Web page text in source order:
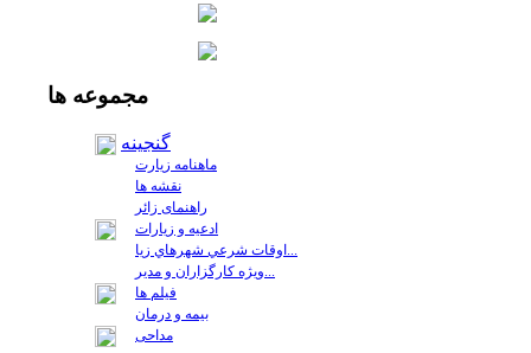
مجموعه ها
گنجینه
ماهنامه زیارت
نقشه ها
راهنمای زائر
ادعیه و زیارات
فيلم ها
بیمه و درمان
مداحی